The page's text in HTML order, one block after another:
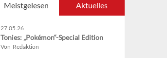
Meistgelesen Aktuelles
27.05.26
Tonies: „Pokémon“-Special Edition
Von Redaktion